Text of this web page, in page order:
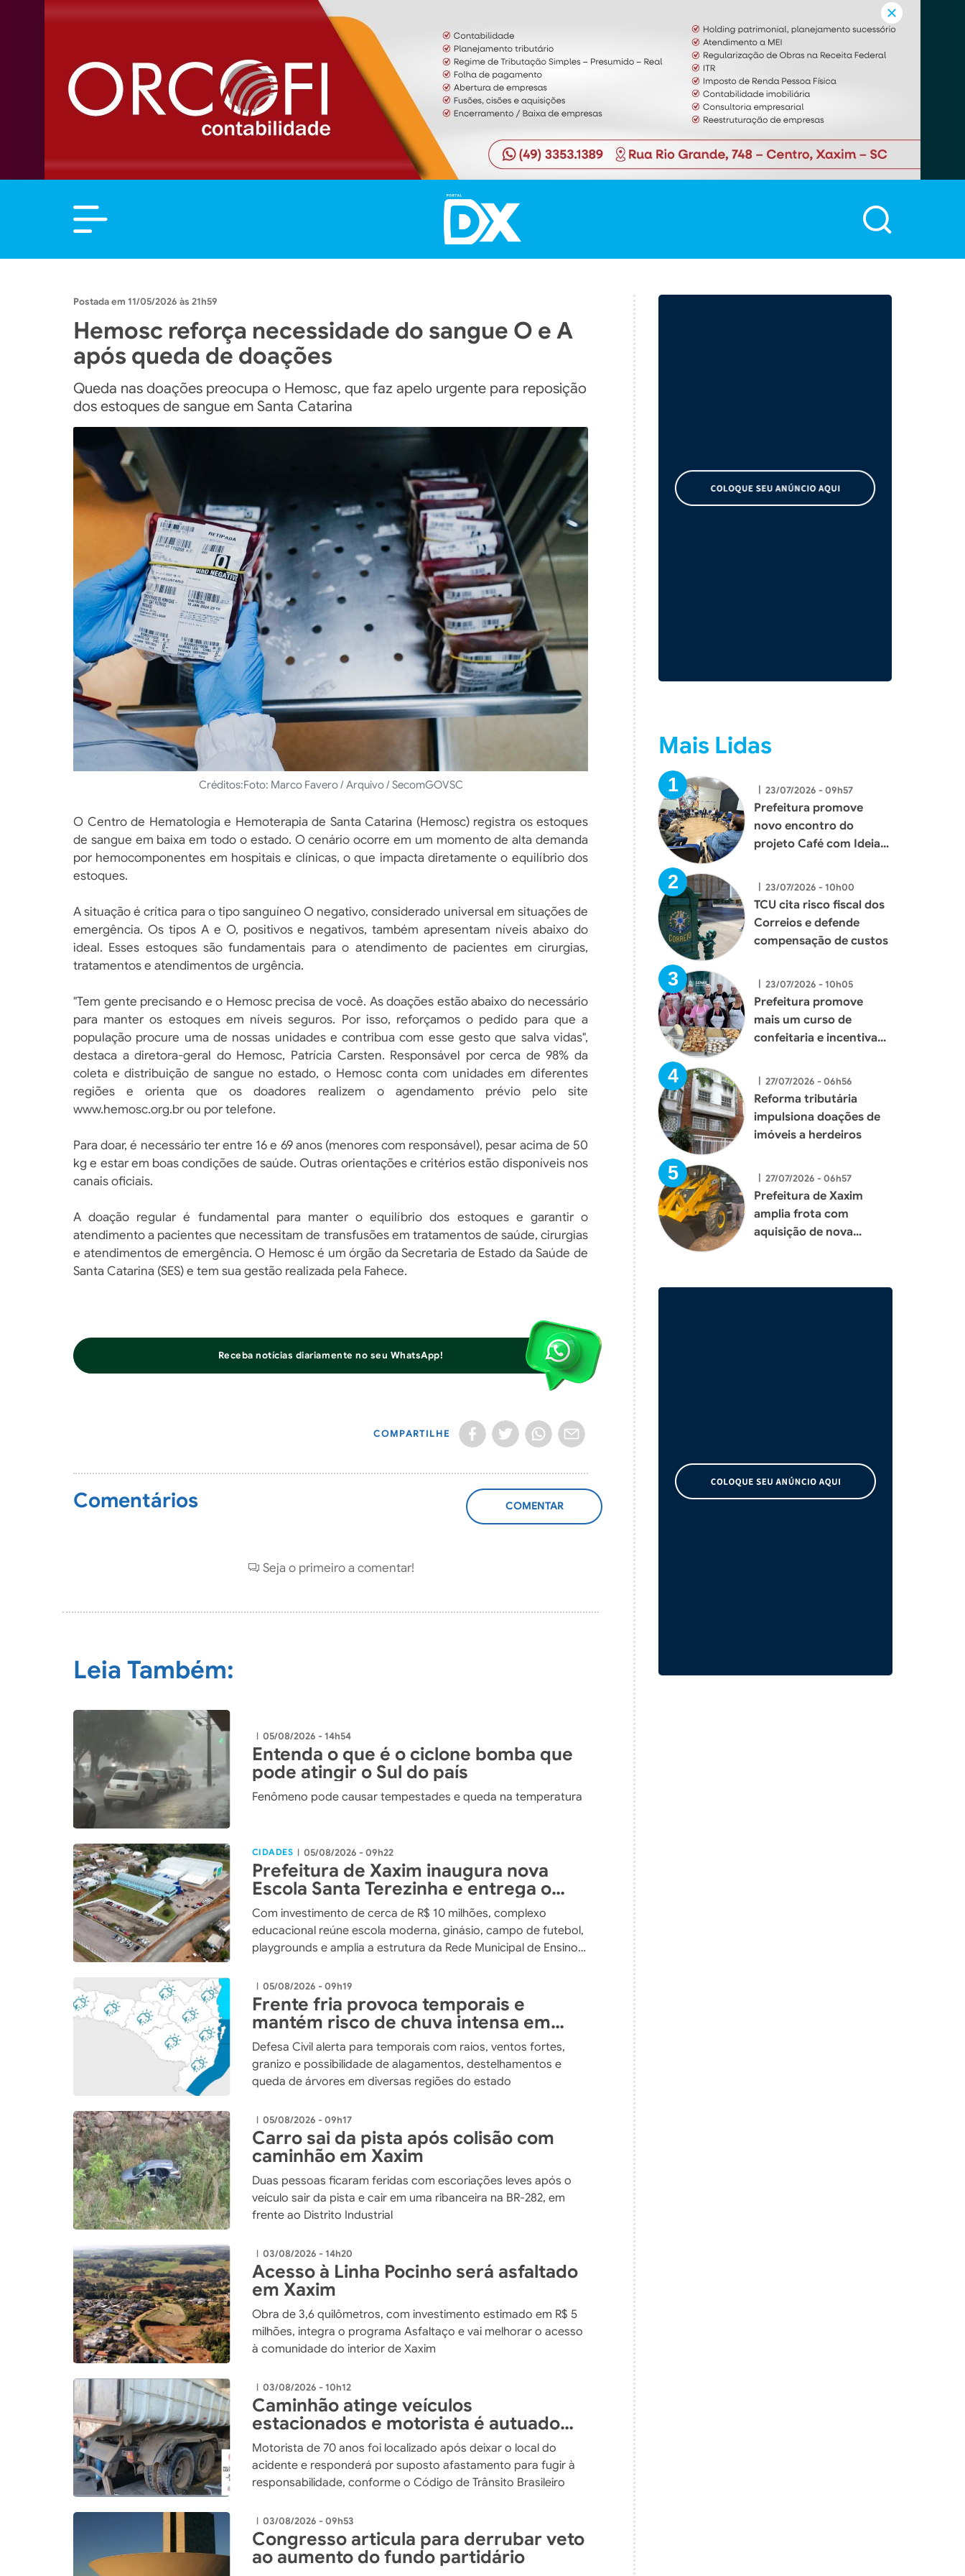
11/05/2026 às 21h59
Hemosc reforça necessidade do sangue O e A
após queda de doações
Queda nas doações preocupa o Hemosc, que faz apelo urgente para reposição
dos estoques de sangue em Santa Catarina
Créditos:Foto: Marco Favero / Arquivo / SecomGOVSC
O Centro de Hematologia e Hemoterapia de Santa Catarina (Hemosc) registra os estoques
de sangue em baixa em todo o estado. O cenário ocorre em um momento de alta demanda
por hemocomponentes em hospitais e clínicas, o que impacta diretamente o equilíbrio dos
estoques.
A situação é crítica para o tipo sanguíneo O negativo, considerado universal em situações de
emergência. Os tipos A e O, positivos e negativos, também apresentam níveis abaixo do
ideal. Esses estoques são fundamentais para o atendimento de pacientes em cirurgias,
tratamentos e atendimentos de urgência.
"Tem gente precisando e o Hemosc precisa de você. As doações estão abaixo do necessário
para manter os estoques em níveis seguros. Por isso, reforçamos o pedido para que a
população procure uma de nossas unidades e contribua com esse gesto que salva vidas",
destaca a diretora-geral do Hemosc, Patrícia Carsten. Responsável por cerca de 98% da
coleta e distribuição de sangue no estado, o Hemosc conta com unidades em diferentes
regiões e orienta que os doadores realizem o agendamento prévio pelo site
www.hemosc.org.br ou por telefone.
Para doar, é necessário ter entre 16 e 69 anos (menores com responsável), pesar acima de 50
kg e estar em boas condições de saúde. Outras orientações e critérios estão disponíveis nos
canais oficiais.
A doação regular é fundamental para manter o equilíbrio dos estoques e garantir o
atendimento a pacientes que necessitam de transfusões em tratamentos de saúde, cirurgias
e atendimentos de emergência. O Hemosc é um órgão da Secretaria de Estado da Saúde de
Santa Catarina (SES) e tem sua gestão realizada pela Fahece.
Receba notícias diariamente no seu WhatsApp!
COMPARTILHE
Comentários
ADICIONAR
COMENTÁRIO
Seja o primeiro a comentar!
Leia Também:
| 05/08/2026 - 14h54
Entenda o que é o ciclone bomba que
pode atingir o Sul do país
Fenômeno pode causar tempestades e queda na temperatura
CIDADES | 05/08/2026 - 09h22
Prefeitura de Xaxim inaugura nova
Escola Santa Terezinha e entrega o
maior investimento em educação da
história do município
Com investimento de cerca de R$ 10 milhões, complexo
educacional reúne escola moderna, ginásio, campo de futebol,
playgrounds e amplia a estrutura da Rede Municipal de Ensino
| 05/08/2026 - 09h19
Frente fria provoca temporais e
mantém risco de chuva intensa em
Santa Catarina até o fim de semana
Defesa Civil alerta para temporais com raios, ventos fortes,
granizo e possibilidade de alagamentos, destelhamentos e
queda de árvores em diversas regiões do estado
| 05/08/2026 - 09h17
Carro sai da pista após colisão com
caminhão em Xaxim
Duas pessoas ficaram feridas com escoriações leves após o
veículo sair da pista e cair em uma ribanceira na BR-282, em
frente ao Distrito Industrial
| 03/08/2026 - 14h20
Acesso à Linha Pocinho será asfaltado
em Xaxim
Obra de 3,6 quilômetros, com investimento estimado em R$ 5
milhões, integra o programa Asfaltaço e vai melhorar o acesso
à comunidade do interior de Xaxim
| 03/08/2026 - 10h12
Caminhão atinge veículos
estacionados e motorista é autuado
em Xaxim
Motorista de 70 anos foi localizado após deixar o local do
acidente e responderá por suposto afastamento para fugir à
responsabilidade, conforme o Código de Trânsito Brasileiro
| 03/08/2026 - 09h53
Congresso articula para derrubar veto
ao aumento do fundo partidário
Mais Lidas
| 23/07/2026 - 09h57
Prefeitura promove
novo encontro do
projeto Café com Ideias
empresários de Xaxim
| 23/07/2026 - 10h00
TCU cita risco fiscal dos
Correios e defende
compensação de custos
| 23/07/2026 - 10h05
Prefeitura promove
mais um curso de
confeitaria e incentiva
mulheres de Xaxim
| 27/07/2026 - 06h56
Reforma tributária
impulsiona doações de
imóveis a herdeiros
| 27/07/2026 - 06h57
Prefeitura de Xaxim
amplia frota com
aquisição de nova
população